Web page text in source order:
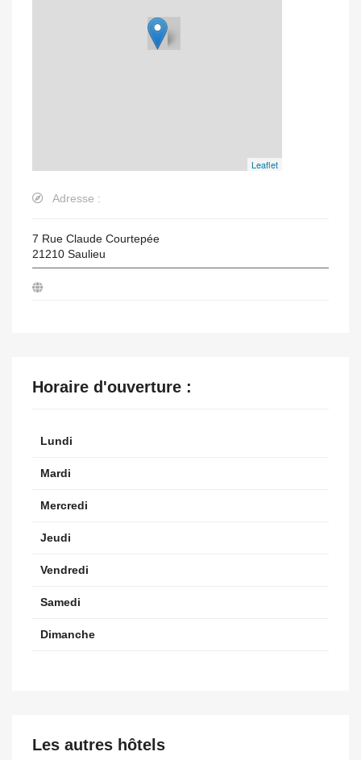
Leaflet
Adresse :
7 Rue Claude Courtepée
21210 Saulieu
Horaire d'ouverture :
Lundi
Mardi
Mercredi
Jeudi
Vendredi
Samedi
Dimanche
Les autres hôtels